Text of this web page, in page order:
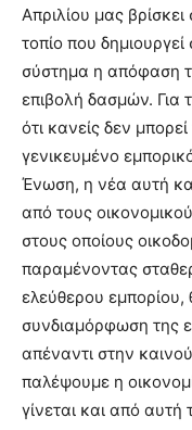
Απριλίου μας
τοπίο που
σύστημα η απόφαση
επιβολή δασμών. Για
ότι κανείς δεν
γενικευμένο
Ένωση, η νέα αυτή
από τους
στους οποίους
παραμένοντας
ελεύθερου εμπορίου,
συνδιαμόρφωση της
απέναντι στην
παλέψουμε η
γίνεται και από